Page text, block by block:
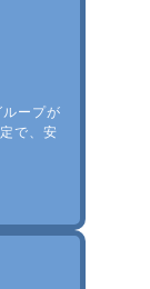
ープが
で、安